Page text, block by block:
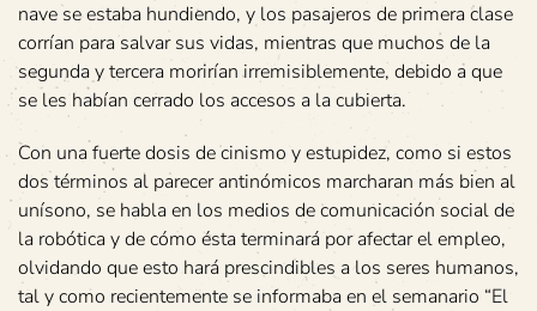
nave se estaba hundiendo, y los pasajeros de primera clase
corrían para salvar sus vidas, mientras que muchos de la
segunda y tercera morirían irremisiblemente, debido a que
se les habían cerrado los accesos a la cubierta.
Con una fuerte dosis de cinismo y estupidez, como si estos
dos términos al parecer antinómicos marcharan más bien al
unísono, se habla en los medios de comunicación social de
la robótica y de cómo ésta terminará por afectar el empleo,
olvidando que esto hará prescindibles a los seres humanos,
tal y como recientemente se informaba en el semanario “El